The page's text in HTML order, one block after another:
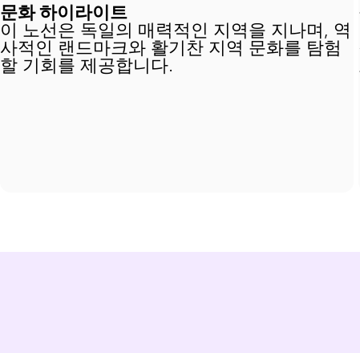
문화 하이라이트
이 노선은 독일의 매력적인 지역을 지나며, 역
사적인 랜드마크와 활기찬 지역 문화를 탐험
할 기회를 제공합니다.